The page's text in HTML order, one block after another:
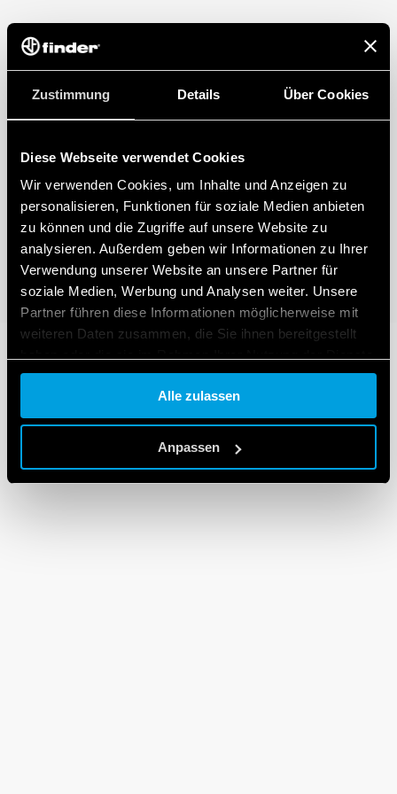
Zustimmung Details Über Cookies
Diese Webseite verwendet Cookies
Wir verwenden Cookies, um Inhalte und Anzeigen zu
personalisieren, Funktionen für soziale Medien anbieten
zu können und die Zugriffe auf unsere Website zu
analysieren. Außerdem geben wir Informationen zu Ihrer
Verwendung unserer Website an unsere Partner für
soziale Medien, Werbung und Analysen weiter. Unsere
Partner führen diese Informationen möglicherweise mit
weiteren Daten zusammen, die Sie ihnen bereitgestellt
gesammelt haben.
Cookie policy.
Alle zulassen
Anpassen